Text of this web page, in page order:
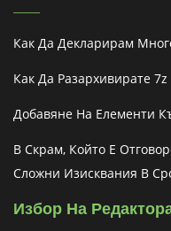
Как Да Декларирам
Как Да Разархивирате
Добавяне На Елементи
В Скрам, Който Е
Сложни Изисквания В
Избор На